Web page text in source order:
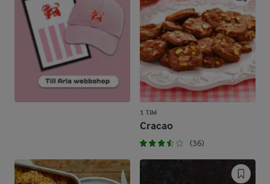
1 TIM
Cracao
(36)